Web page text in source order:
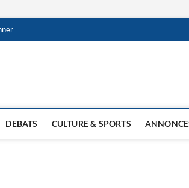
HEBDO
DEBATS CULTURE & SPORTS